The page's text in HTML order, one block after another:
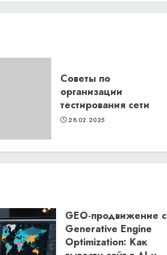
Советы по
организации
тестирования сети
28.02.2025
GEO-продвижение с
Generative Engine
Optimization: Как